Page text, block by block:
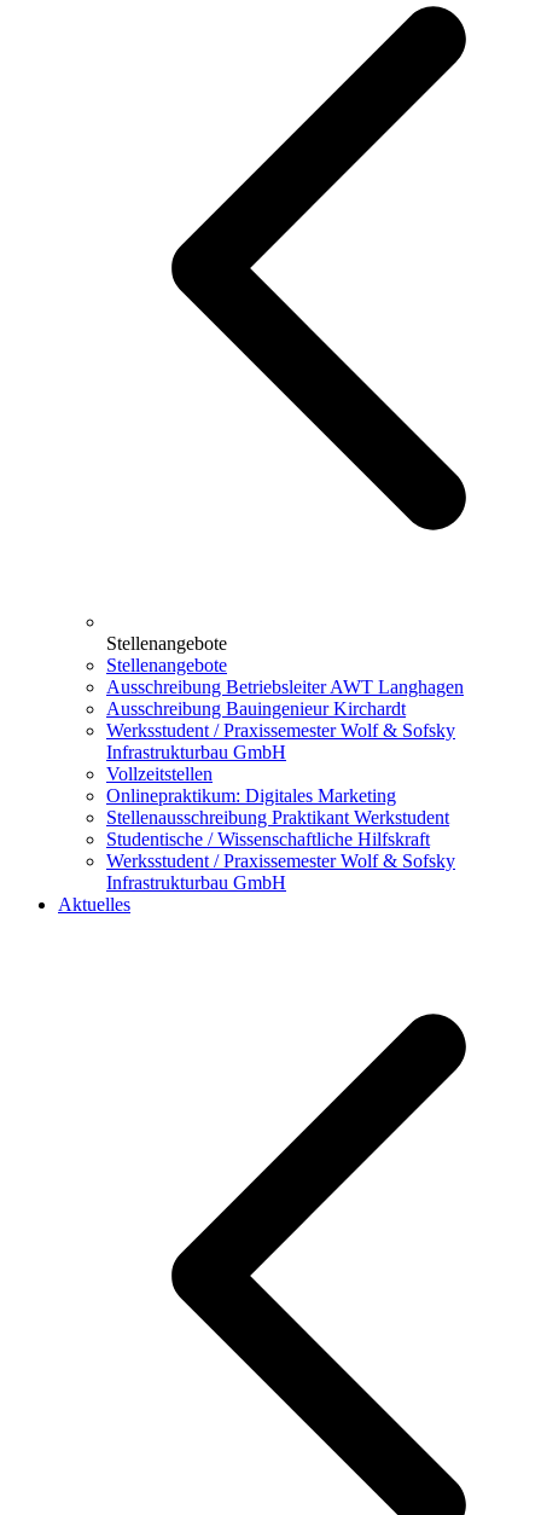
Stellenangebote
Stellenangebote
Ausschreibung Betriebsleiter AWT Langhagen
Ausschreibung Bauingenieur Kirchardt
Werksstudent / Praxissemester Wolf & Sofsky
Infrastrukturbau GmbH
Vollzeitstellen
Onlinepraktikum: Digitales Marketing
Stellenausschreibung Praktikant Werkstudent
Studentische / Wissenschaftliche Hilfskraft
Werksstudent / Praxissemester Wolf & Sofsky
Infrastrukturbau GmbH
Aktuelles